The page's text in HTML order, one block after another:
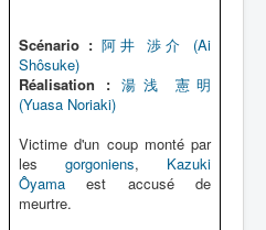
Scénario : 阿井 渉介 (Ai
Shôsuke)
Réalisation : 湯浅 憲明
(Yuasa Noriaki)
Victime d'un coup monté par
les gorgoniens, Kazuki
Ôyama est accusé de
meurtre.